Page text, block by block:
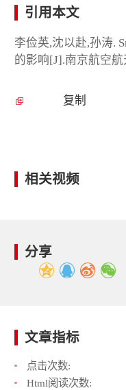
引用本文
李俭英,沈以赴,孙涛.
的影响[J].南京航空
复制
相关视频
分享
文章指标
点击次数:
Html阅读次数: